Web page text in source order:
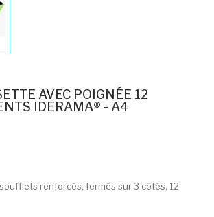
AVEC POIGNÉE 12
IDERAMA® - A4
renforcés, fermés sur 3 côtés, 12